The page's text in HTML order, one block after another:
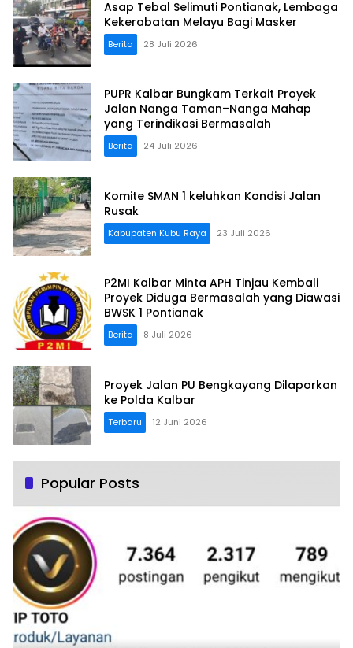
Asap Tebal Selimuti Pontianak, Lembaga
Kekerabatan Melayu Bagi Masker
Berita 28 Juli 2026
PUPR Kalbar Bungkam Terkait Proyek
Jalan Nanga Taman–Nanga Mahap
yang Terindikasi Bermasalah
Berita 24 Juli 2026
Komite SMAN 1 keluhkan Kondisi Jalan
Rusak
Kabupaten Kubu Raya 23 Juli 2026
P2MI Kalbar Minta APH Tinjau Kembali
Proyek Diduga Bermasalah yang Diawasi
BWSK 1 Pontianak
Berita 8 Juli 2026
Proyek Jalan PU Bengkayang Dilaporkan
ke Polda Kalbar
Terbaru 12 Juni 2026
Popular Posts